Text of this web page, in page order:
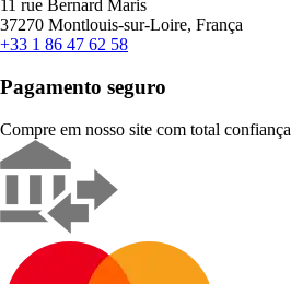
11 rue Bernard Maris
37270 Montlouis-sur-Loire, França
+33 1 86 47 62 58
Pagamento seguro
Compre em nosso site com total confiança